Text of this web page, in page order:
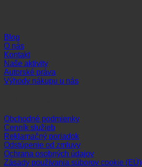
Blog
O nás
Kontakt
Naše aktivity
Autorské práva
Výhody nákupu u nás
Obchodné podmienky
Cenník služieb
Reklamačný poriadok
Odstúpenie od zmluvy
Ochrana osobných údajov
Zásady používania súborov cookie (EÚ)